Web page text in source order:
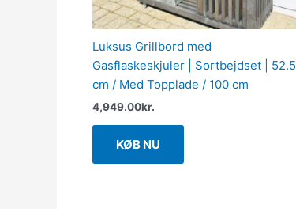
Luksus Grillbord med
Gasflaskeskjuler | Sortbejdset | 52.5
cm / Med Topplade / 100 cm
4,949.00kr.
KØB NU